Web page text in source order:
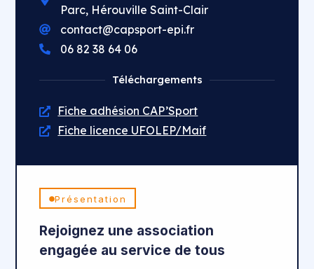
Présentation
Rejoignez une association
engagée au service de tous
Parc, Hérouville Saint-Clair
contact@capsport-epi.fr
06 82 38 64 06
Téléchargements
Fiche adhésion CAP’Sport
Fiche licence UFOLEP/Maif